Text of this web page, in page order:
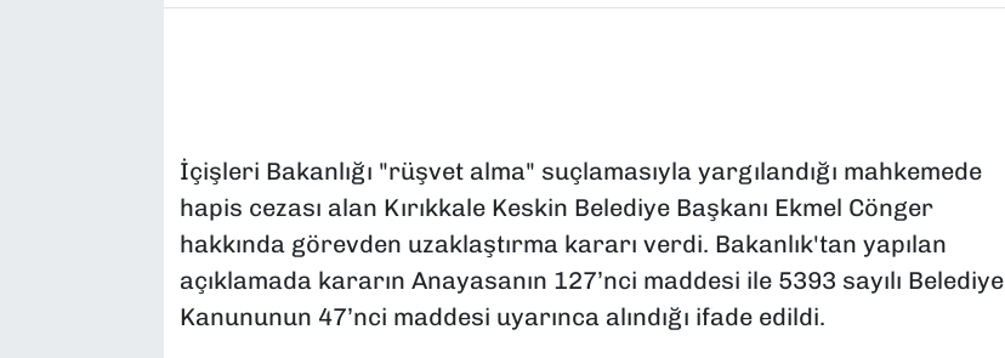
İçişleri Bakanlığı "rüşvet alma" suçlamasıyla yargılandığı mahkemede
hapis cezası alan Kırıkkale Keskin Belediye Başkanı Ekmel Cönger
hakkında görevden uzaklaştırma kararı verdi. Bakanlık'tan yapılan
açıklamada kararın Anayasanın 127’nci maddesi ile 5393 sayılı Belediye
Kanununun 47’nci maddesi uyarınca alındığı ifade edildi.